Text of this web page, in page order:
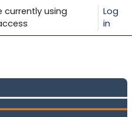
currently using
Log
in